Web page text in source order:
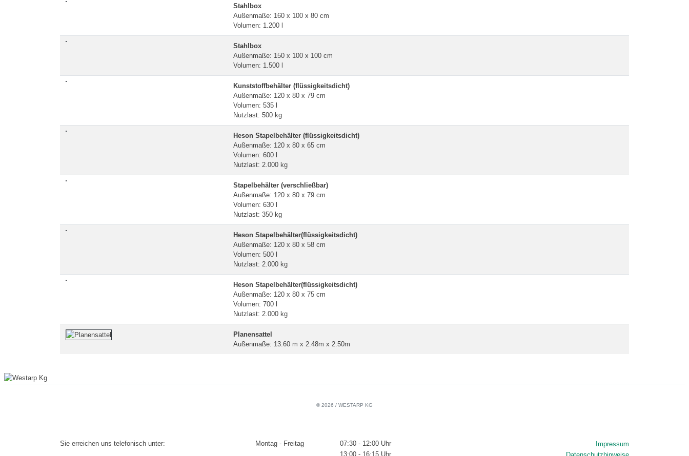
Stahlbox
Außenmaße: 160 x 100 x 80 cm
Volumen: 1.200 l
Stahlbox
Außenmaße: 150 x 100 x 100 cm
Volumen: 1.500 l
Kunststoffbehälter (flüssigkeitsdicht)
Außenmaße: 120 x 80 x 79 cm
Volumen: 535 l
Nutzlast: 500 kg
Heson Stapelbehälter (flüssigkeitsdicht)
Außenmaße: 120 x 80 x 65 cm
Volumen: 600 l
Nutzlast: 2.000 kg
Stapelbehälter (verschließbar)
Außenmaße: 120 x 80 x 79 cm
Volumen: 630 l
Nutzlast: 350 kg
Heson Stapelbehälter(flüssigkeitsdicht)
Außenmaße: 120 x 80 x 58 cm
Volumen: 500 l
Nutzlast: 2.000 kg
Heson Stapelbehälter(flüssigkeitsdicht)
Außenmaße: 120 x 80 x 75 cm
Volumen: 700 l
Nutzlast: 2.000 kg
Planensattel
Außenmaße: 13.60 m x 2.48m x 2.50m
© 2026 / WESTARP KG
Sie erreichen uns telefonisch unter: Montag - Freitag
07:30 - 12:00 Uhr
13:00 - 16:15 Uhr
Impressum